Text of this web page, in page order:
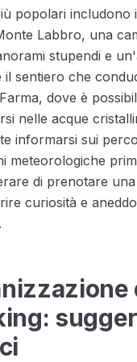
popolari includono
Labbro, una
stupendi e
il sentiero che
dove è
nelle acque
informarsi sui
meteorologiche
di prenotare
curiosità e